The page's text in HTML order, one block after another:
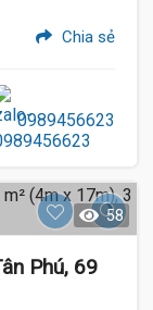
Chia sẻ
0989456623
58
Phú, 69